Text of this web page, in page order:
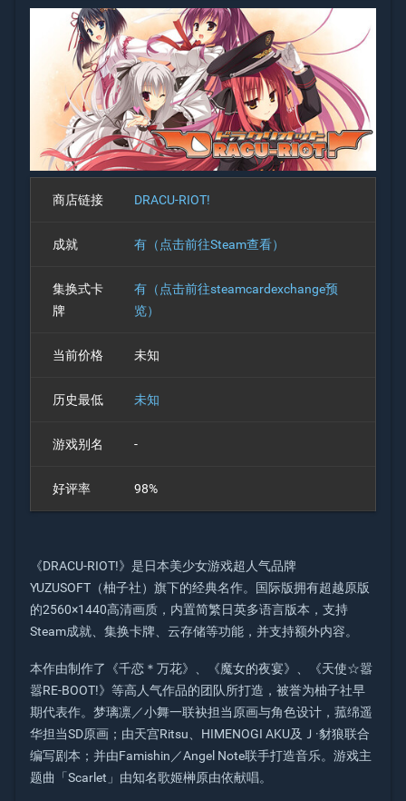
商店链接 DRACU-RIOT!
成就 有（点击前往Steam查看）
集换式卡
牌
有（点击前往steamcardexchange预
览）
当前价格 未知
历史最低 未知
游戏别名 -
好评率 98%
《DRACU-RIOT!》是日本美少女游戏超人气品牌
YUZUSOFT（柚子社）旗下的经典名作。国际版拥有超越原版
的2560×1440高清画质，内置简繁日英多语言版本，支持
Steam成就、集换卡牌、云存储等功能，并支持额外内容。
本作由制作了《千恋＊万花》、《魔女的夜宴》、《天使☆嚣
嚣RE-BOOT!》等高人气作品的团队所打造，被誉为柚子社早
期代表作。梦璃凛／小舞一联袂担当原画与角色设计，菰绵遥
华担当SD原画；由天宫Ritsu、HIMENOGI AKU及Ｊ·豺狼联合
编写剧本；并由Famishin／Angel Note联手打造音乐。游戏主
题曲「Scarlet」由知名歌姬榊原由依献唱。